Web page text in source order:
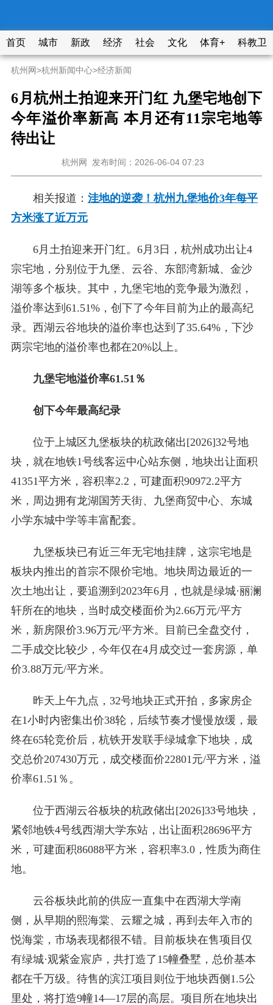
首页 城市 新政 经济 社会 文化 体育+ 科教卫
杭州网>杭州新闻中心>经济新闻
6月杭州土拍迎来开门红 九堡宅地创下
今年溢价率新高 本月还有11宗宅地等
待出让
杭州网 发布时间：2026-06-04 07:23
相关报道： 洼地的逆袭！杭州九堡地价3年每平
方米涨了近万元
6月土拍迎来开门红。6月3日，杭州成功出让4
宗宅地，分别位于九堡、云谷、东部湾新城、金沙
湖等多个板块。其中，九堡宅地的竞争最为激烈，
溢价率达到61.51%，创下了今年目前为止的最高纪
录。西湖云谷地块的溢价率也达到了35.64%，下沙
两宗宅地的溢价率也都在20%以上。
九堡宅地溢价率61.51％
创下今年最高纪录
位于上城区九堡板块的杭政储出[2026]32号地
块，就在地铁1号线客运中心站东侧，地块出让面积
41351平方米，容积率2.2，可建面积90972.2平方
米，周边拥有龙湖国芳天街、九堡商贸中心、东城
小学东城中学等丰富配套。
九堡板块已有近三年无宅地挂牌，这宗宅地是
板块内推出的首宗不限价宅地。地块周边最近的一
次土地出让，要追溯到2023年6月，也就是绿城·丽澜
轩所在的地块，当时成交楼面价为2.66万元/平方
米，新房限价3.96万元/平方米。目前已全盘交付，
二手成交比较少，今年仅在4月成交过一套房源，单
价3.88万元/平方米。
昨天上午九点，32号地块正式开拍，多家房企
在1小时内密集出价38轮，后续节奏才慢慢放缓，最
终在65轮竞价后，杭铁开发联手绿城拿下地块，成
交总价207430万元，成交楼面价22801元/平方米，溢
价率61.51％。
位于西湖云谷板块的杭政储出[2026]33号地块，
紧邻地铁4号线西湖大学东站，出让面积28696平方
米，可建面积86088平方米，容积率3.0，性质为商住
地。
云谷板块此前的供应一直集中在西湖大学南
侧，从早期的熙海棠、云耀之城，再到去年入市的
悦海棠，市场表现都很不错。目前板块在售项目仅
有绿城·观紫金宸庐，共打造了15幢叠墅，总价基本
都在千万级。待售的滨江项目则位于地块西侧1.5公
里处，将打造9幢14—17层的高层。项目所在地块出